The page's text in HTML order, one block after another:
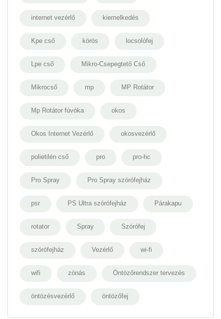
internet vezérlő kiemelkedés
Kpe cső körös locsolófej
Lpe cső Mikro-Csepegtető Cső
Mikrocső mp MP Rotátor
Mp Rotátor fúvóka okos
Okos Internet Vezérlő okosvezérlő
polietilén cső pro pro-hc
Pro Spray Pro Spray szórófejház
psr PS Ultra szórófejház Párakapu
rotator Spray Szórófej
szórófejház Vezérlő wi-fi
wifi zónás Öntözőrendszer tervezés
öntözésvezérlő öntözőfej